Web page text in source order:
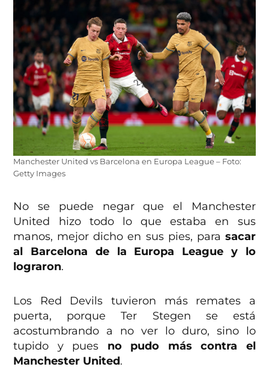
Manchester United vs Barcelona en Europa League – Foto:
Getty Images
No se puede negar que el Manchester
United hizo todo lo que estaba en sus
manos, mejor dicho en sus pies, para sacar
al Barcelona de la Europa League y lo
lograron.
Los Red Devils tuvieron más remates a
puerta, porque Ter Stegen se está
acostumbrando a no ver lo duro, sino lo
tupido y pues no pudo más contra el
Manchester United.